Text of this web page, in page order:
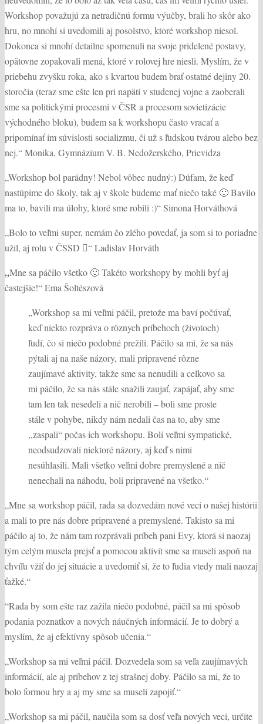
Workshop považujú za netradičnú formu výučby, brali ho skôr ako
hru, no mnohí si uvedomili aj posolstvo, ktoré workshop niesol.
Dokonca si mnohí detailne spomenuli na svoje pridelené postavy,
opätovne zopakovali mená, ktoré v rolovej hre niesli. Myslím, že v
priebehu zvyšku roka, ako s kvartou budem brať ostatné dejiny 20.
storočia (teraz sme ešte len pri napätí v studenej vojne a zaoberali
sme sa politickými procesmi v ČSR a procesom sovietizácie
východného bloku), budem sa k workshopu často vracať a
pripomínať im súvislosti socializmu, či už s ľudskou tvárou alebo bez
nej.“ Monika, Gymnázium V. B. Nedožerského, Prievidza
„Workshop bol parádny! Nebol vôbec nudný:) Dúfam, že keď
nastúpime do školy, tak aj v škole budeme mať niečo také 🙂 Bavilo
ma to, bavili ma úlohy, ktoré sme robili :)“ Simona Horváthová
„Bolo to veľmi super, nemám čo zlého povedať, ja som si to poriadne
užil, aj rolu v ČSSD “ Ladislav Horváth
„Mne sa páčilo všetko 🙂 Takéto workshopy by mohli byť aj
častejšie!“ Ema Šoltészová
„Workshop sa mi veľmi páčil, pretože ma baví počúvať,
keď niekto rozpráva o rôznych príbehoch (životoch)
ľudí, čo si niečo podobné prežili. Páčilo sa mi, že sa nás
pýtali aj na naše názory, mali pripravené rôzne
zaujímavé aktivity, takže sme sa nenudili a celkovo sa
mi páčilo, že sa nás stále snažili zaujať, zapájať, aby sme
tam len tak nesedeli a nič nerobili – boli sme proste
stále v pohybe, nikdy nám nedali čas na to, aby sme
,,zaspali“ počas ich workshopu. Boli veľmi sympatické,
neodsudzovali niektoré názory, aj keď s nimi
nesúhlasili. Mali všetko veľmi dobre premyslené a nič
nenechali na náhodu, boli pripravené na všetko.“
„Mne sa workshop páčil, rada sa dozvedám nové veci o našej histórii
a mali to pre nás dobre pripravené a premyslené. Takisto sa mi
páčilo aj to, že nám tam rozprávali príbeh pani Evy, ktorá si naozaj
tým celým musela prejsť a pomocou aktivít sme sa museli aspoň na
chvíľu vžiť do jej situácie a uvedomiť si, že to ľudia vtedy mali naozaj
ťažké.“
“Rada by som ešte raz zažila niečo podobné, páčil sa mi spôsob
podania poznatkov a nových náučných informácií. Je to dobrý a
myslím, že aj efektívny spôsob učenia.“
„Workshop sa mi veľmi páčil. Dozvedela som sa veľa zaujímavých
informácií, ale aj príbehov z tej strašnej doby. Páčilo sa mi, že to
bolo formou hry a aj my sme sa museli zapojiť.“
„Workshop sa mi páčil, naučila som sa dosť veľa nových veci, určite